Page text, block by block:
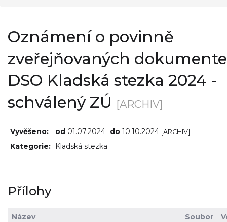
Oznámení o povinně
zveřejňovaných
DSO Kladská stezka 2024 -
schválený ZÚ [ARCHIV]
Vyvěšeno: od 01.07.2024 do 10.10.2024 [ARCHIV]
Kategorie: Kladská stezka
Přílohy
Název Soubor